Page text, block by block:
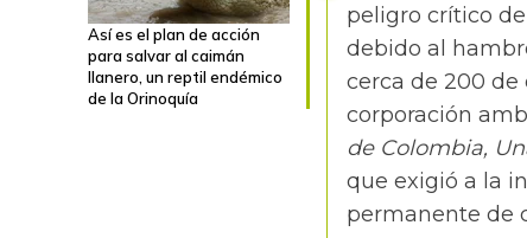
Así es el plan de acción
para salvar al caimán
llanero, un reptil endémico
de la Orinoquía
peligro crítico de
debido al
cerca de 200 de
corporación
de Colombia,
que exigió a la
permanente de